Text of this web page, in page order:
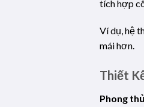
tích hợp
Ví dụ, hệ
mái hơn.
Thiết
Phong